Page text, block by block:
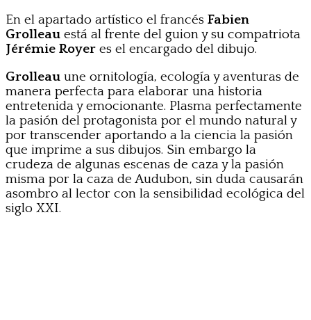
En el apartado artístico el francés Fabien
Grolleau está al frente del guion y su compatriota
Jérémie Royer es el encargado del dibujo.
Grolleau une ornitología, ecología y aventuras de
manera perfecta para elaborar una historia
entretenida y emocionante. Plasma perfectamente
la pasión del protagonista por el mundo natural y
por transcender aportando a la ciencia la pasión
que imprime a sus dibujos. Sin embargo la
crudeza de algunas escenas de caza y la pasión
misma por la caza de Audubon, sin duda causarán
asombro al lector con la sensibilidad ecológica del
siglo XXI.